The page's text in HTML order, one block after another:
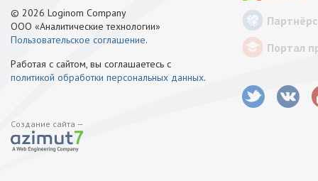
© 2026 Loginom Company
ООО «Аналитические технологии»
Пользовательское соглашение.
Работая с сайтом, вы соглашаетесь с
политикой обработки персональных данных.
Создание сайта —
Портал